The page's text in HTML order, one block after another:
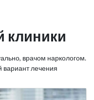
клиники
врачом наркологом.
лечения